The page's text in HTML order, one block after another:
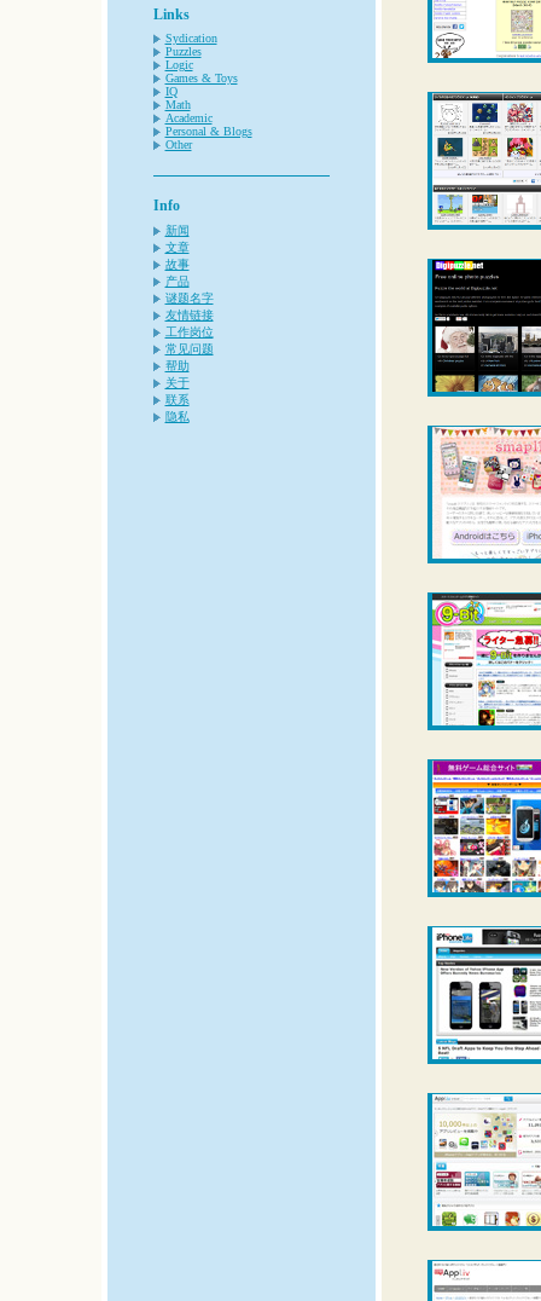
Links
Sydication
Puzzles
Logic
Games & Toys
IQ
Math
Academic
Personal & Blogs
Other
Info
新闻
文章
故事
产品
谜题名字
友情链接
工作岗位
常见问题
帮助
关于
联系
隐私